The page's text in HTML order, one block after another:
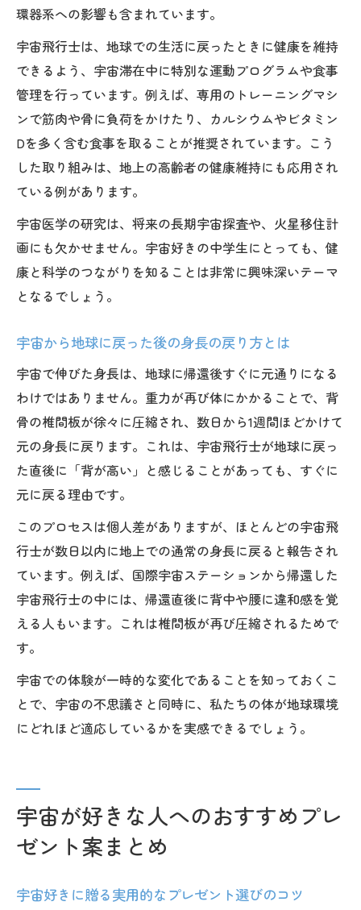
環器系への影響も含まれています。
宇宙飛行士は、地球での生活に戻ったときに健康を維持
できるよう、宇宙滞在中に特別な運動プログラムや食事
管理を行っています。例えば、専用のトレーニングマシ
ンで筋肉や骨に負荷をかけたり、カルシウムやビタミン
Dを多く含む食事を取ることが推奨されています。こう
した取り組みは、地上の高齢者の健康維持にも応用され
ている例があります。
宇宙医学の研究は、将来の長期宇宙探査や、火星移住計
画にも欠かせません。宇宙好きの中学生にとっても、健
康と科学のつながりを知ることは非常に興味深いテーマ
となるでしょう。
宇宙から地球に戻った後の身長の戻り方とは
宇宙で伸びた身長は、地球に帰還後すぐに元通りになる
わけではありません。重力が再び体にかかることで、背
骨の椎間板が徐々に圧縮され、数日から1週間ほどかけて
元の身長に戻ります。これは、宇宙飛行士が地球に戻っ
た直後に「背が高い」と感じることがあっても、すぐに
元に戻る理由です。
このプロセスは個人差がありますが、ほとんどの宇宙飛
行士が数日以内に地上での通常の身長に戻ると報告され
ています。例えば、国際宇宙ステーションから帰還した
宇宙飛行士の中には、帰還直後に背中や腰に違和感を覚
える人もいます。これは椎間板が再び圧縮されるためで
す。
宇宙での体験が一時的な変化であることを知っておくこ
とで、宇宙の不思議さと同時に、私たちの体が地球環境
にどれほど適応しているかを実感できるでしょう。
宇宙が好きな人へのおすすめプレ
ゼント案まとめ
宇宙好きに贈る実用的なプレゼント選びのコツ